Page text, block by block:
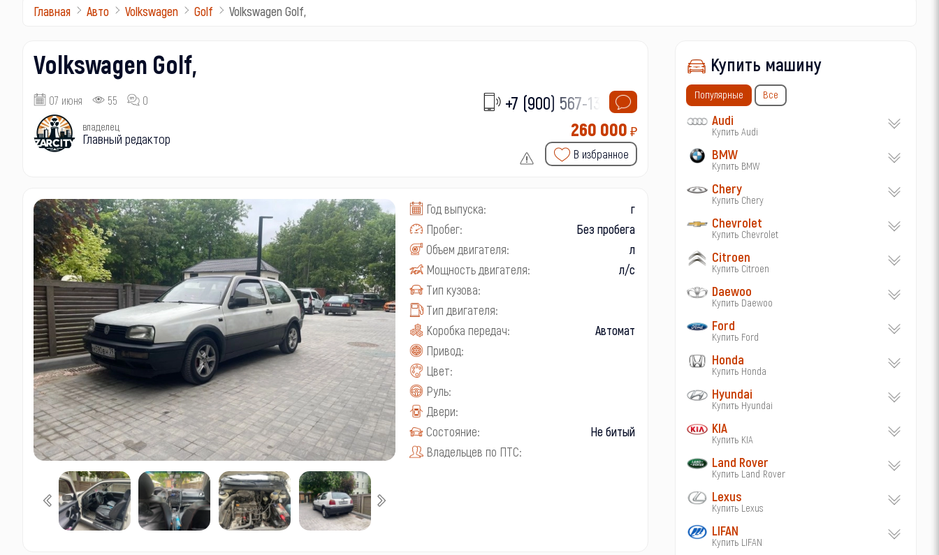
Главная Авто Volkswagen Golf Volkswagen Golf,
Volkswagen Golf,
07 июня 55 0
владелец
Главный редактор
+7 (900) 567-13-
260 000 ₽
В избранное
Год выпуска:
г
Пробег:
Без пробега
Объем двигателя:
л
Мощность двигателя:
л/с
Тип кузова:
Тип двигателя:
Коробка передач:
Автомат
Привод:
Цвет:
Руль:
Двери:
Состояние:
Не битый
Владельцев по ПТС:
Купить машину
Популярные Все
Audi
Купить Audi
BMW
Купить BMW
Chery
Купить Chery
Chevrolet
Купить Chevrolet
Citroen
Купить Citroen
Daewoo
Купить Daewoo
Ford
Купить Ford
Honda
Купить Honda
Hyundai
Купить Hyundai
KIA
Купить KIA
Land Rover
Купить Land Rover
Lexus
Купить Lexus
LIFAN
Купить LIFAN